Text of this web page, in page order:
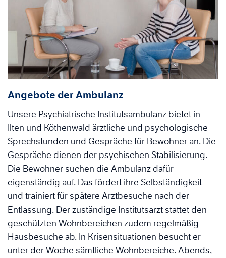
Angebote der Ambulanz
Unsere Psychiatrische Institutsambulanz bietet in
Ilten und Köthenwald ärztliche und psychologische
Sprechstunden und Gespräche für Bewohner an. Die
Gespräche dienen der psychischen Stabilisierung.
Die Bewohner suchen die Ambulanz dafür
eigenständig auf. Das fördert ihre Selbständigkeit
und trainiert für spätere Arztbesuche nach der
Entlassung. Der zuständige Institutsarzt stattet den
geschützten Wohnbereichen zudem regelmäßig
Hausbesuche ab. In Krisensituationen besucht er
unter der Woche sämtliche Wohnbereiche. Abends,